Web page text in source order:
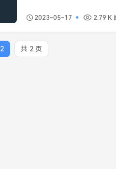
2023-05-17 2.79 K
2 共 2 页